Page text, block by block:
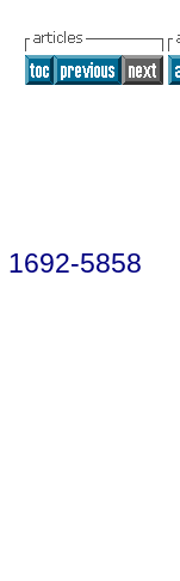
1692-5858